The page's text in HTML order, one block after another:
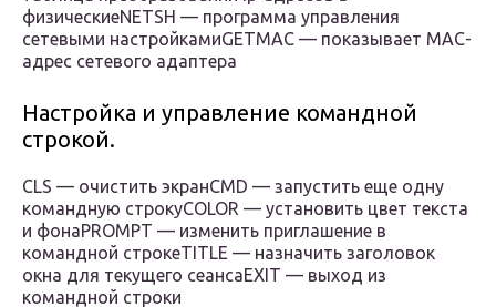
физическиеNETSH — программа управления
сетевыми настройкамиGETMAC — показывает MAC-
адрес сетевого адаптера
Настройка и управление командной
строкой.
CLS — очистить экранCMD — запустить еще одну
командную строкуCOLOR — установить цвет текста
и фонаPROMPT — изменить приглашение в
командной строкеTITLE — назначить заголовок
окна для текущего сеансаEXIT — выход из
командной строки